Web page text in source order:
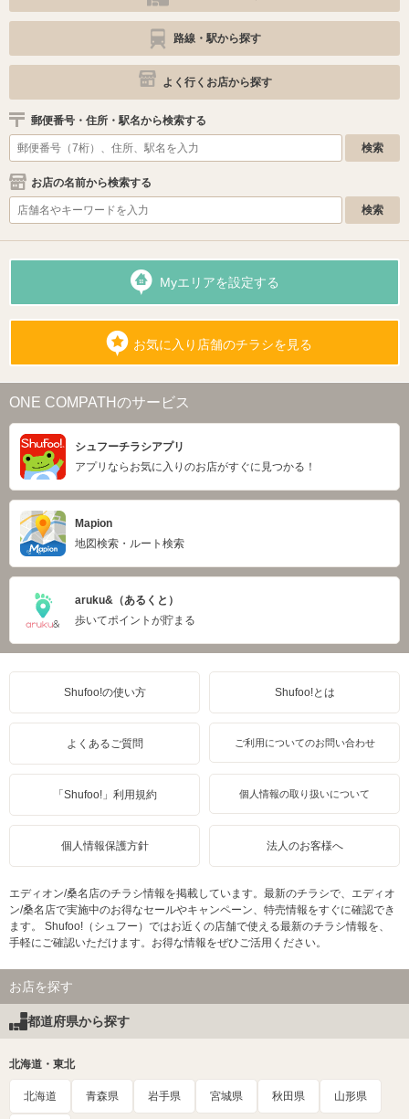
路線・駅から探す
よく行くお店から探す
郵便番号・住所・駅名から検索する
お店の名前から検索する
Myエリアを設定する
お気に入り店舗のチラシを見る
ONE COMPATHのサービス
シュフーチラシアプリ
アプリならお気に入りのお店がすぐに見つかる！
Mapion
地図検索・ルート検索
aruku&（あるくと）
歩いてポイントが貯まる
Shufoo!の使い方 Shufoo!とは
よくあるご質問 ご利用についてのお問い合わせ
「Shufoo!」利用規約 個人情報の取り扱いについて
個人情報保護方針 法人のお客様へ
エディオン/桑名店のチラシ情報を掲載しています。最新のチラシで、エディオ
ン/桑名店で実施中のお得なセールやキャンペーン、特売情報をすぐに確認でき
ます。 Shufoo!（シュフー）ではお近くの店舗で使える最新のチラシ情報を、
手軽にご確認いただけます。お得な情報をぜひご活用ください。
お店を探す
都道府県から探す
北海道・東北
北海道 青森県 岩手県 宮城県 秋田県 山形県